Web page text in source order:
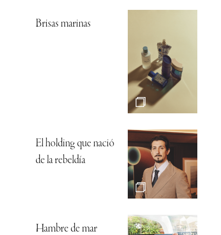
Brisas marinas
El holding que nació
de la rebeldía
Hambre de mar